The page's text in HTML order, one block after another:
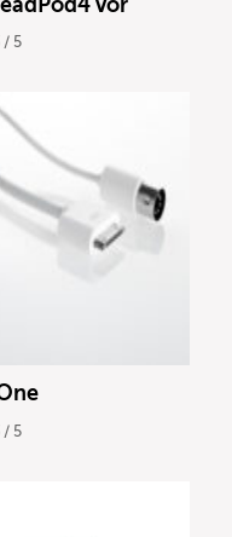
/ 5
/ 5